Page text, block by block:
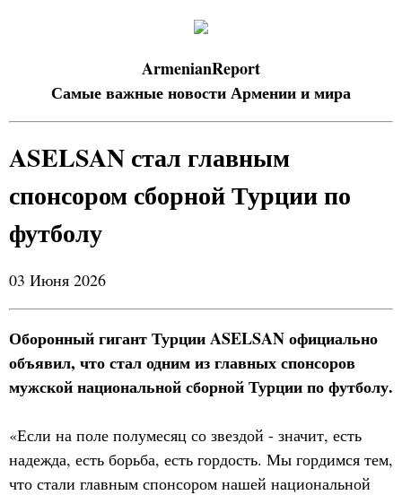
ArmenianReport
Самые важные новости Армении и мира
ASELSAN стал главным
спонсором сборной Турции по
футболу
03 Июня 2026
Оборонный гигант Турции ASELSAN официально
объявил, что стал одним из главных спонсоров
мужской национальной сборной Турции по футболу.
«Если на поле полумесяц со звездой - значит, есть
надежда, есть борьба, есть гордость. Мы гордимся тем,
что стали главным спонсором нашей национальной